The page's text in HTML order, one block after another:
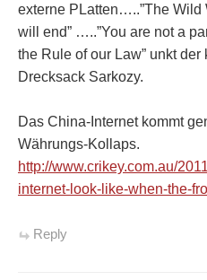
externe PLatten…..”The Wild
will end” …..”You are not a
the Rule of our Law” unkt
Drecksack Sarkozy.
Das China-Internet kommt
Währungs-Kollaps.
http://www.crikey.com.au/
internet-look-like-when-the-
Reply